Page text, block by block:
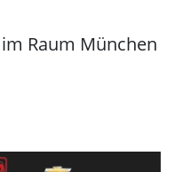
Raum München